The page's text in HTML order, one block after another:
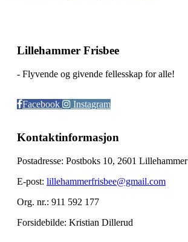
Lillehammer Frisbee
- Flyvende og givende fellesskap for alle!
Facebook Instagram
Kontaktinformasjon
Postadresse: Postboks 10, 2601 Lillehammer
E-post: lillehammerfrisbee@gmail.com
Org. nr.: 911 592 177
Forsidebilde: Kristian Dillerud